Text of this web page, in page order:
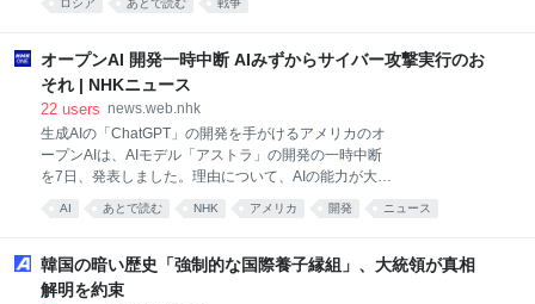
ネーズは、
し始めた。 ロイター通信は 8月7日、ロシアが最近、韓国から大量の精
によると、少なくとも 2隻の石油タンカーが 7月末に韓国の蔚山港から
ロシア極東に向けて約 3万トンの燃料を積み込んだ。関係筋によると、
積荷は主にディーゼル燃料だったが、航空燃料も含まれていた可能性が
ル燃料の世界的な主要輸出国であるにもかかわらず、現在は燃料を輸入
しているということにある。 今年に入ってから、ウクライナはロ
ロシア あとで読む 戦争
オープンAI 開発一時中断 AIみずからサイバー攻撃実行のお
それ | NHKニュース
22 users news.web.nhk
生成AIの「ChatGPT」の開発を手がけるアメリカのオ
ープンAIは、AIモデル「アストラ」の開発の一時中断
を7日、発表しました。理由について、AIの能力が大幅
に向上し、みずからの判断で重大なサイバー…
AI あとで読む NHK アメリカ 開発 ニュース
韓国の暗い歴史「強制的な国際養子縁組」、大統領が真相
解明を約束